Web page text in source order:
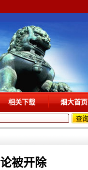
相关下载 烟大首页
被开除